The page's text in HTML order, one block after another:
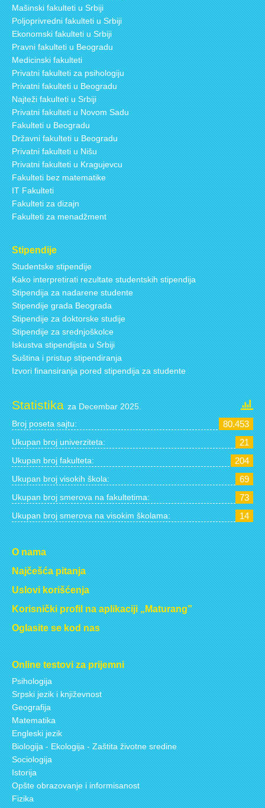
Mašinski fakulteti u Srbiji
Poljoprivredni fakulteti u Srbiji
Ekonomski fakulteti u Srbiji
Pravni fakulteti u Beogradu
Medicinski fakulteti
Privatni fakulteti za psihologiju
Privatni fakulteti u Beogradu
Najteži fakulteti u Srbiji
Privatni fakulteti u Novom Sadu
Fakulteti u Beogradu
Državni fakulteti u Beogradu
Privatni fakulteti u Nišu
Privatni fakulteti u Kragujevcu
Fakulteti bez matematike
IT Fakulteti
Fakulteti za dizajn
Fakulteti za menadžment
Stipendije
Studentske stipendije
Kako interpretirati rezultate studentskih stipendija
Stipendija za nadarene studente
Stipendije grada Beograda
Stipendije za doktorske studije
Stipendije za srednjoškolce
Iskustva stipendijsta u Srbiji
Suština i pristup stipendiranja
Izvori finansiranja pored stipendija za studente
Statistikaza Decembar 2025.
Broj poseta sajtu: 80.453
Ukupan broj univerziteta: 21
Ukupan broj fakulteta: 204
Ukupan broj visokih škola: 69
Ukupan broj smerova na fakultetima: 73
Ukupan broj smerova na visokim školama: 14
O nama
Najčešća pitanja
Uslovi korišćenja
Korisnički profil na aplikaciji „Maturang”
Oglasite se kod nas
Online testovi za prijemni
Psihologija
Srpski jezik i književnost
Geografija
Matematika
Engleski jezik
Biologija - Ekologija - Zaštita životne sredine
Sociologija
Istorija
Opšte obrazovanje i informisanost
Fizika